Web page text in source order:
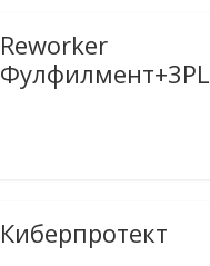
Reworker
Фулфилмент+3PL
Киберпротект